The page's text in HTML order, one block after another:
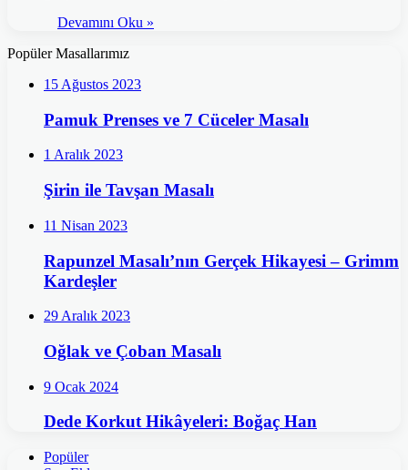
Devamını Oku »
Popüler Masallarımız
15 Ağustos 2023
Pamuk Prenses ve 7 Cüceler Masalı
1 Aralık 2023
Şirin ile Tavşan Masalı
11 Nisan 2023
Rapunzel Masalı’nın Gerçek Hikayesi – Grimm
Kardeşler
29 Aralık 2023
Oğlak ve Çoban Masalı
9 Ocak 2024
Dede Korkut Hikâyeleri: Boğaç Han
Popüler